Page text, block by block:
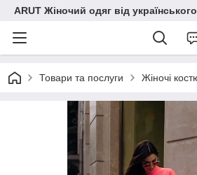
ARUT Жіночий одяг від
Товари та послуги Жіночі